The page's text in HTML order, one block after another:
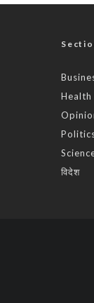
Health
विदेश